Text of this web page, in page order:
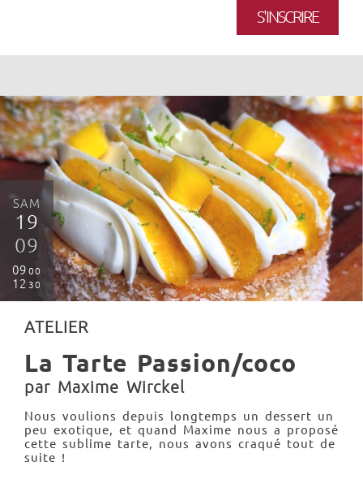
S'INSCRIRE
SAM
19
09
09 00
12 30
ATELIER
La Tarte Passion/coco
par Maxime Wirckel
Nous voulions depuis longtemps un dessert un
peu exotique, et quand Maxime nous a proposé
cette sublime tarte, nous avons craqué tout de
suite !